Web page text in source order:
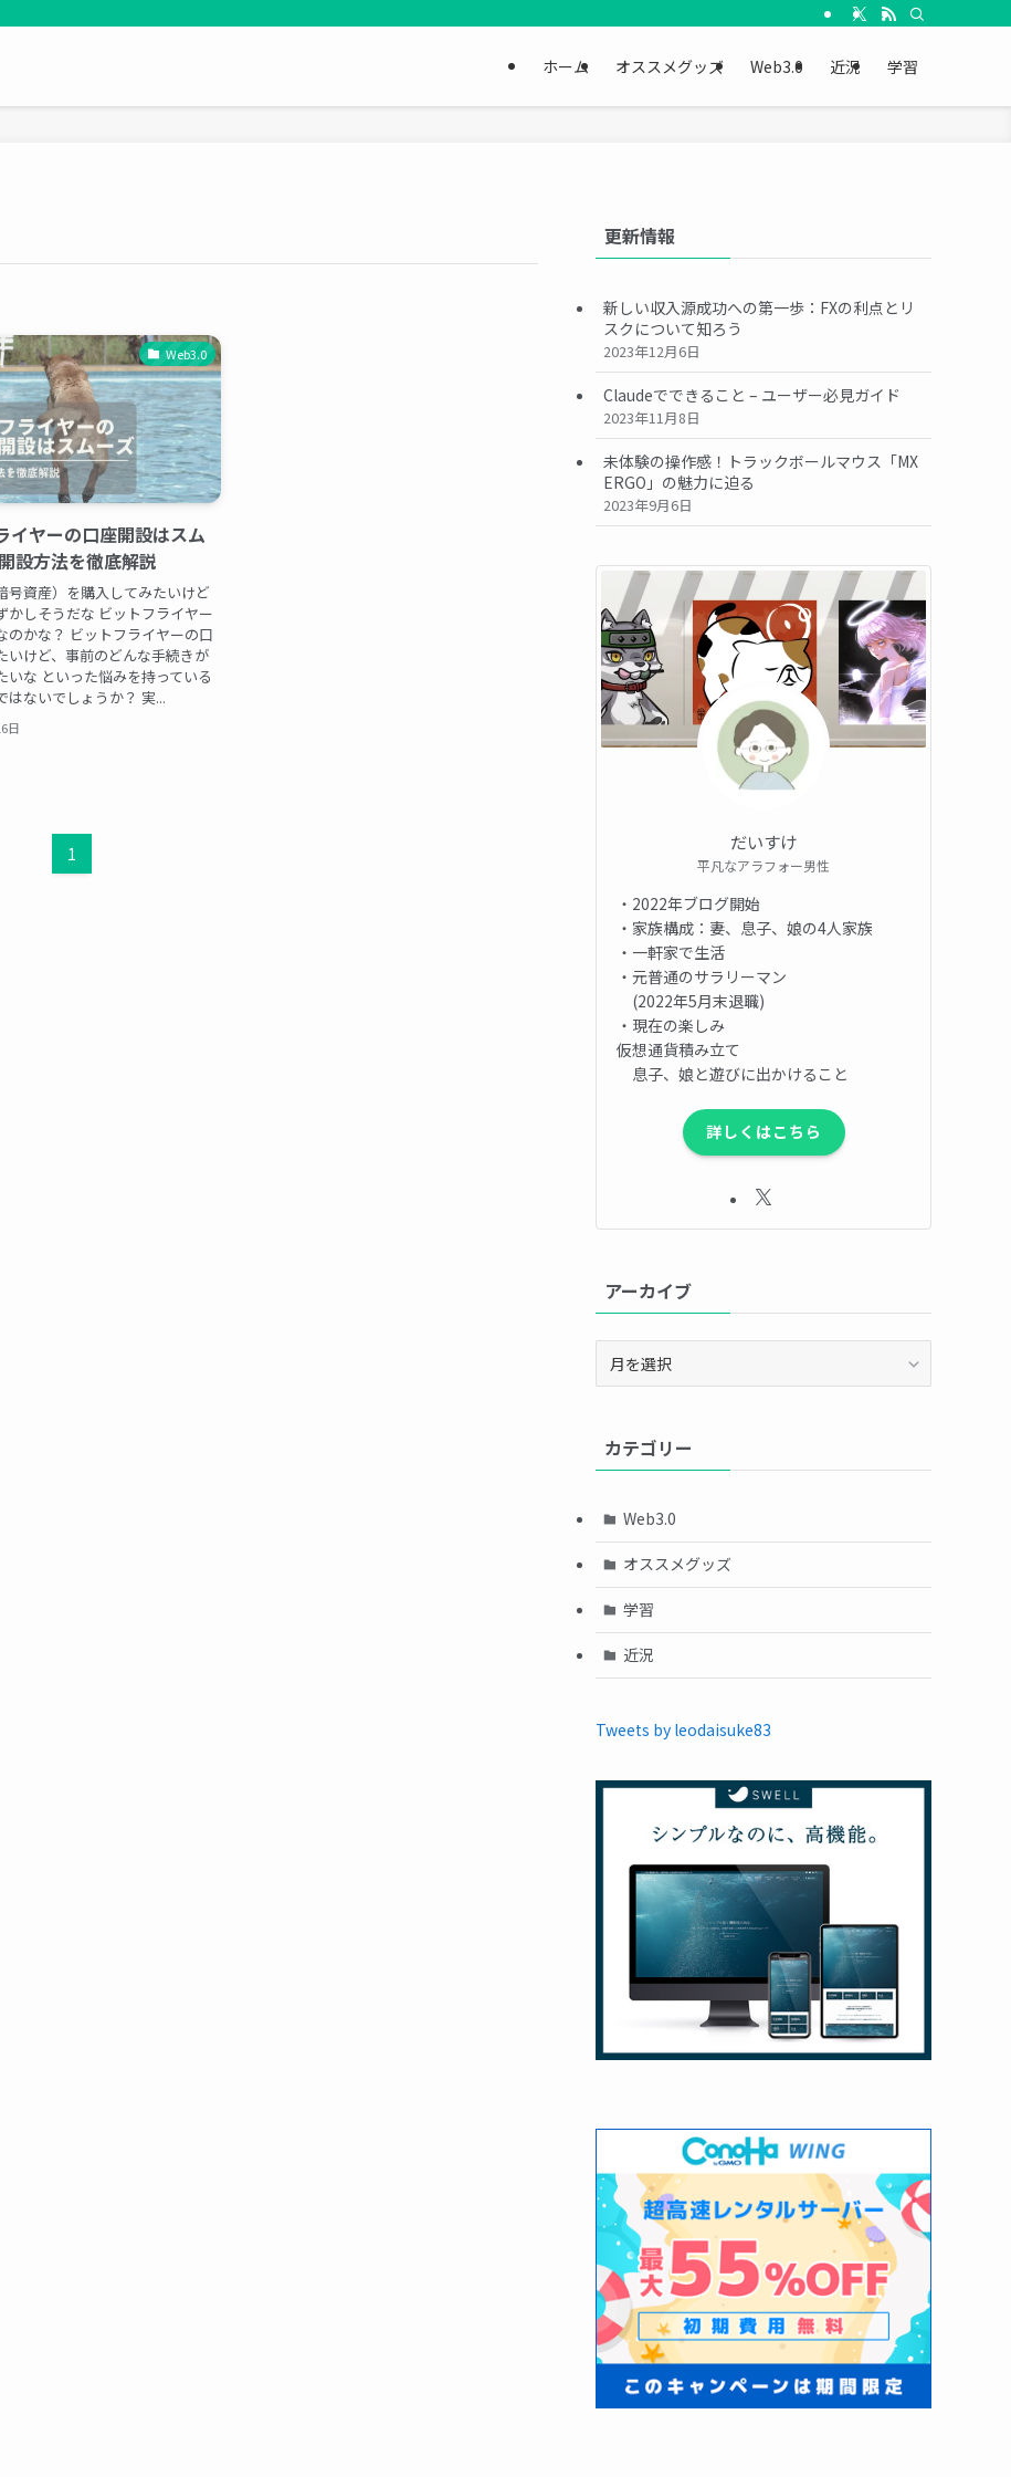
ホーム オススメグッズ Web3.0 近況 学習
Web3.0
イヤーの口座開設はスム
設方法を徹底解説
号資産）を購入してみたいけど
かしそうだな ビットフライヤー
のかな？ ビットフライヤーの口
いけど、事前のどんな手続きが
いな といった悩みを持っている
はないでしょうか？ 実...
日
1
更新情報
新しい収入源成功への第一歩：FXの利点とリ
スクについて知ろう
2023年12月6日
Claudeでできること – ユーザー必見ガイド
2023年11月8日
未体験の操作感！トラックボールマウス「MX
ERGO」の魅力に迫る
2023年9月6日
だいすけ
平凡なアラフォー男性
・2022年ブログ開始
・家族構成：妻、息子、娘の4人家族
・一軒家で生活
・元普通のサラリーマン
(2022年5月末退職)
・現在の楽しみ
仮想通貨積み立て
息子、娘と遊びに出かけること
詳しくはこちら
アーカイブ
ブカテゴリー
Web3.0
オススメグッズ
学習
近況
Tweets by leodaisuke83